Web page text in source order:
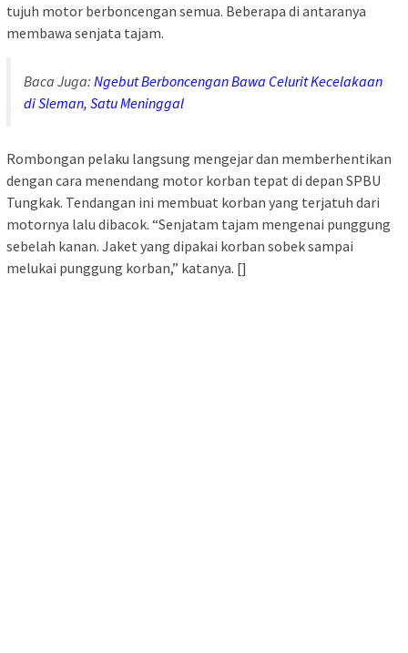
tujuh motor berboncengan semua. Beberapa di antaranya
membawa senjata tajam.
Baca Juga: Ngebut Berboncengan Bawa Celurit Kecelakaan
di Sleman, Satu Meninggal
Rombongan pelaku langsung mengejar dan memberhentikan
dengan cara menendang motor korban tepat di depan SPBU
Tungkak. Tendangan ini membuat korban yang terjatuh dari
motornya lalu dibacok. “Senjatam tajam mengenai punggung
sebelah kanan. Jaket yang dipakai korban sobek sampai
melukai punggung korban,” katanya. []